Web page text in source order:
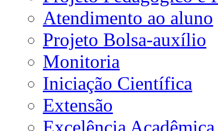
Atendimento ao aluno
Projeto Bolsa-auxílio
Monitoria
Iniciação Científica
Extensão
Excelência Acadêmica